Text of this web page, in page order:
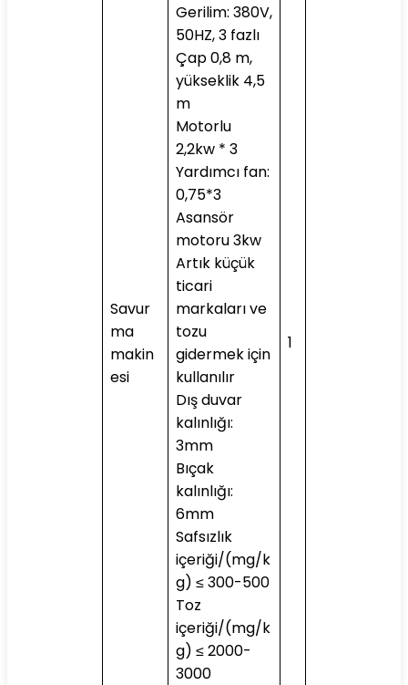
Savur
ma
makin
esi
Gerilim: 380V,
50HZ, 3 fazlı
Çap 0,8 m,
yükseklik 4,5
m
Motorlu
2,2kw * 3
Yardımcı fan:
0,75*3
Asansör
motoru 3kw
Artık küçük
ticari
markaları ve
tozu
gidermek için
kullanılır
Dış duvar
kalınlığı:
3mm
Bıçak
kalınlığı:
6mm
Safsızlık
içeriği/(mg/k
g) ≤ 300-500
Toz
içeriği/(mg/k
g) ≤ 2000-
3000
1